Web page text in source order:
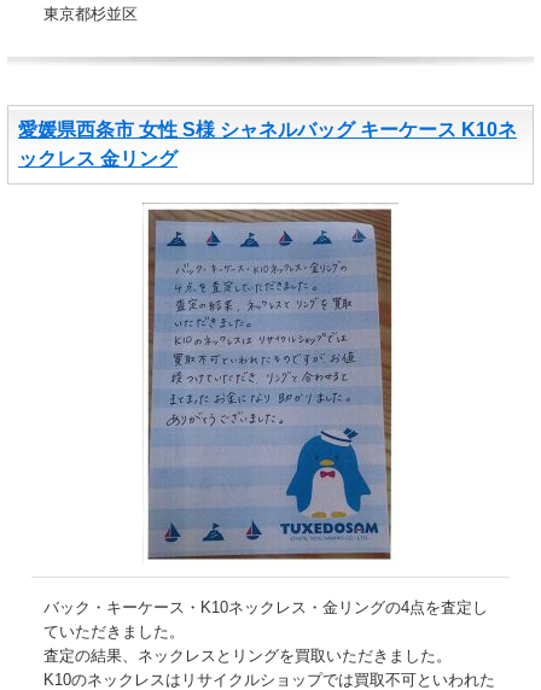
東京都杉並区
愛媛県西条市 女性 S様 シャネルバッグ キーケース K10ネ
ックレス 金リング
バック・キーケース・K10ネックレス・金リングの4点を査定し
ていただきました。
査定の結果、ネックレスとリングを買取いただきました。
K10のネックレスはリサイクルショップでは買取不可といわれた